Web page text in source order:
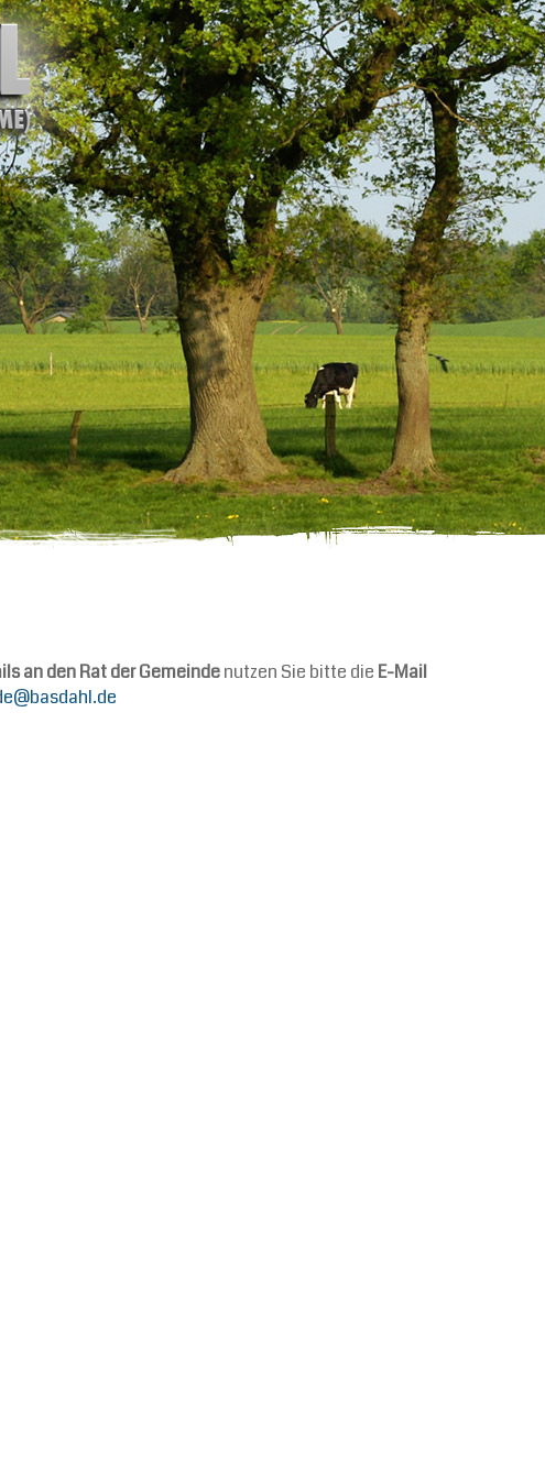
an den Rat der Gemeindenutzen Sie bitte die E-Mail